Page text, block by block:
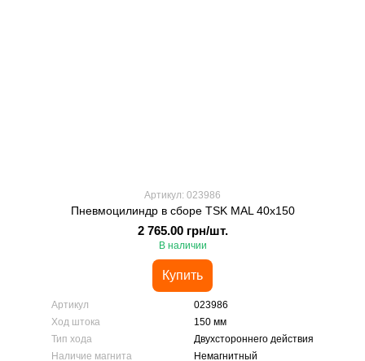
Артикул: 023986
Пневмоцилиндр в сборе TSK MAL 40x150
2 765.00 грн/шт.
В наличии
Купить
Артикул
023986
Ход штока
150 мм
Тип хода
Двухстороннего действия
Наличие магнита
Немагнитный